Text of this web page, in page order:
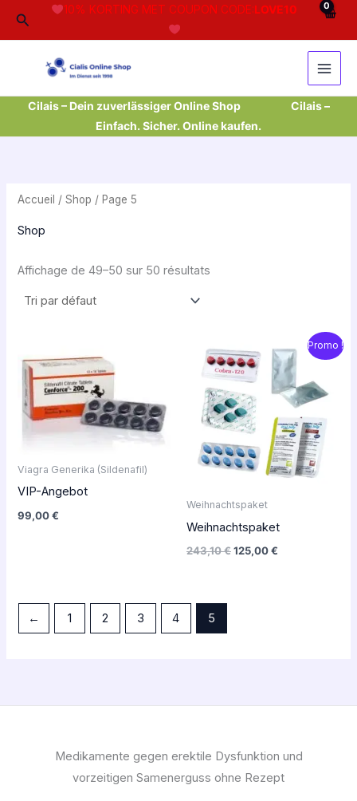
Rechercher10% KORTING MET COUPON CODE:LOVE10
Cilais – Dein zuverlässiger Online Shop Cilais –
Einfach. Sicher. Online kaufen.
Accueil /Shop / Page 5
Shop
Affichage de 49–50 sur 50 résultats
Viagra Generika (Sildenafil)
VIP-Angebot
99,00€
Promo !
Weihnachtspaket
Weihnachtspaket
243,10€
prix
initial
était :
243,10 €.
125,00€
prix
actuel
est :
125,00 €.
← 1 2 3 4 5
Medikamente gegen erektile Dysfunktion und
vorzeitigen Samenerguss ohne Rezept